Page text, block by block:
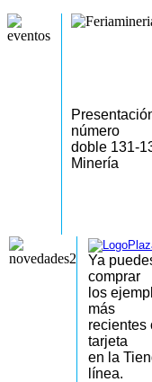
número
doble 131-
Minería
Ya
comprar
los
más
recientes
tarjeta
en la
línea.